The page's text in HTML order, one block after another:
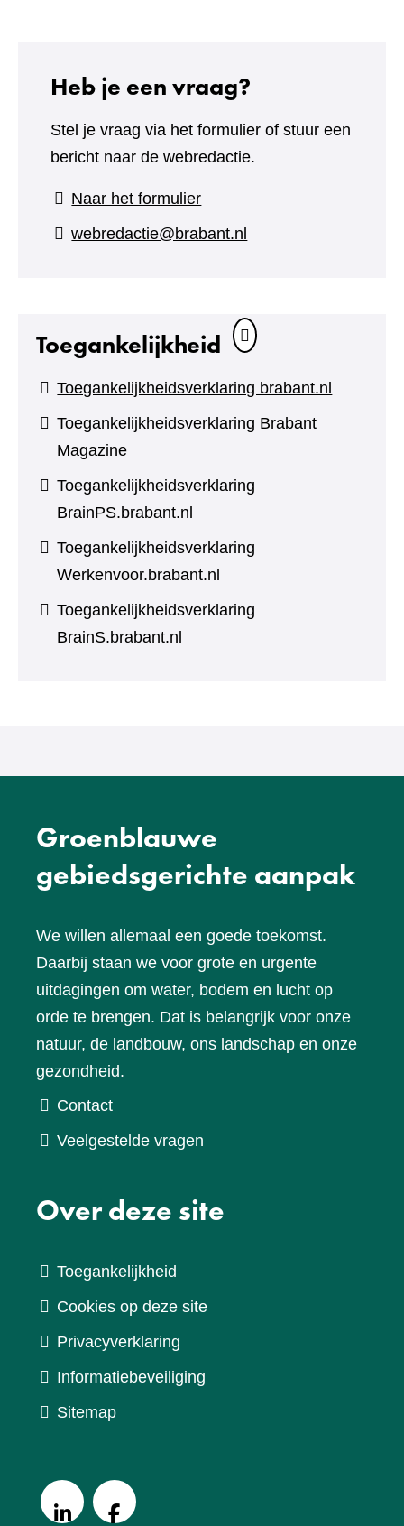
Heb je een vraag?
Stel je vraag via het formulier of stuur een
bericht naar de webredactie.
Naar het formulier(verwijst
naar
webredactie@brabant.nl
Toegankelijkheid
Toegankelijkheidsverklaring brabant.nl
Toegankelijkheidsverklaring Brabant
Magazine
Toegankelijkheidsverklaring
BrainPS.brabant.nl
Toegankelijkheidsverklaring
Werkenvoor.brabant.nl
Toegankelijkheidsverklaring
BrainS.brabant.nl
Groenblauwe
gebiedsgerichte aanpak
We willen allemaal een goede toekomst.
Daarbij staan we voor grote en urgente
uitdagingen om water, bodem en lucht op
orde te brengen. Dat is belangrijk voor onze
natuur, de landbouw, ons landschap en onze
gezondheid.
Contact
Veelgestelde vragen
Over deze site
Toegankelijkheid
Cookies op deze site
Privacyverklaring
Informatiebeveiliging
Sitemap